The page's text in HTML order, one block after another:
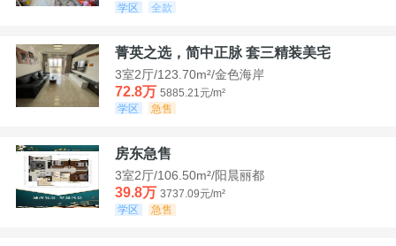
学区
全款
菁英之选，简中正脉 套三精装美宅
3室2厅/123.70m²/金色海岸
72.8万 5885.21元/m²
学区
急售
房东急售
3室2厅/106.50m²/阳晨丽都
39.8万 3737.09元/m²
学区
急售